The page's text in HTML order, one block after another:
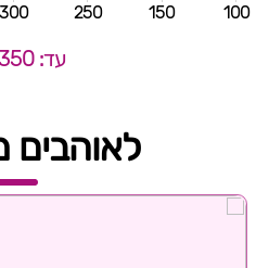
100
150
250
300
עד: 350 ש"ח
לאוהבים